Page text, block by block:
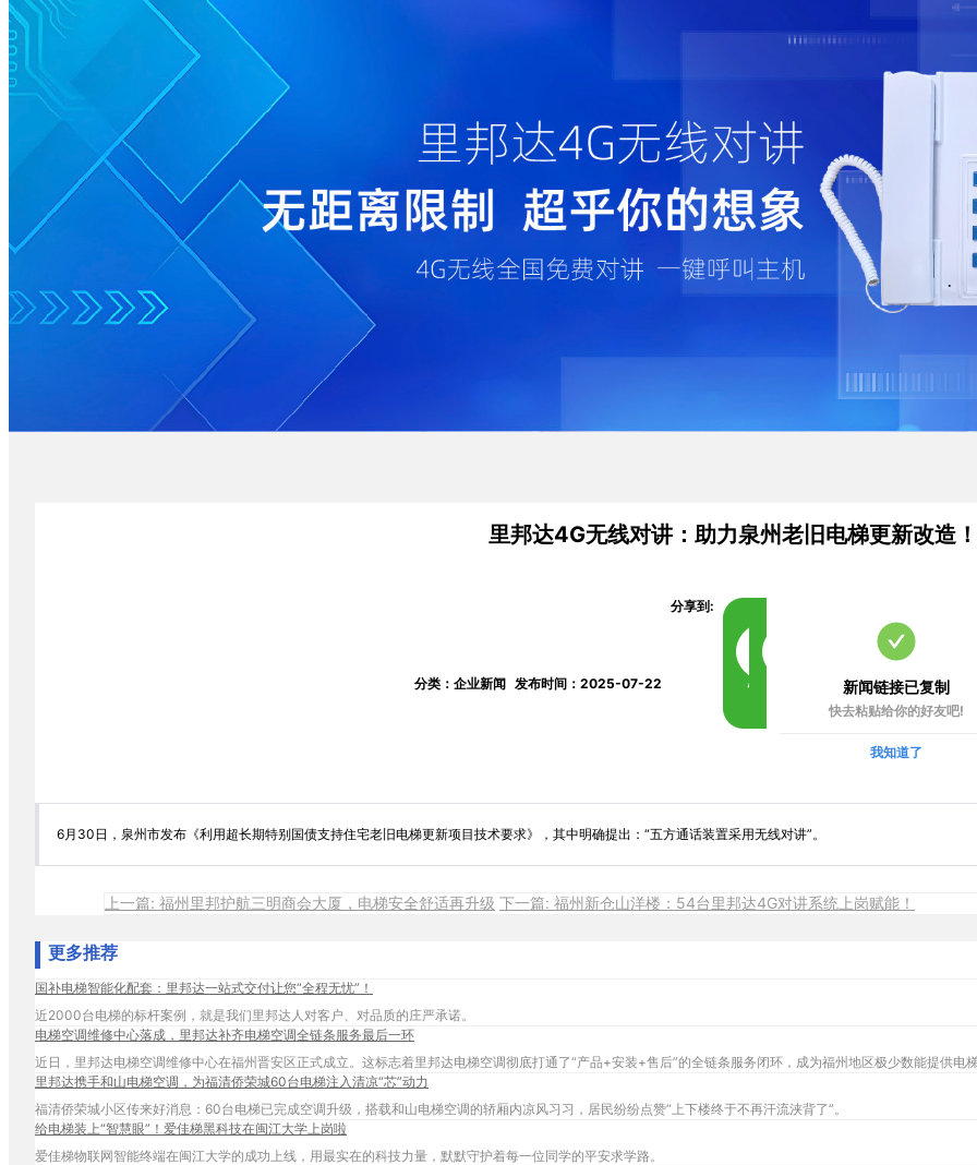
里邦达4G无线对讲：助力泉州老旧电梯更新改造！
分类：企业新闻 发布时间：2025-07-22
分享到:
新闻链接已复制
快去粘贴给你的好友吧!
我知道了
6月30日，泉州市发布《利用超长期特别国债支持住宅老旧电梯更新项目技术要求》，其中明确提出：“五方通话装置采用无线对讲”。
上一篇: 福州里邦护航三明商会大厦，电梯安全舒适再升级 下一篇: 福州新仓山洋楼：54台里邦达4G对讲系统上岗赋能！
更多推荐
国补电梯智能化配套：里邦达一站式交付让您“全程无忧”！
近2000台电梯的标杆案例，就是我们里邦达人对客户、对品质的庄严承诺。
电梯空调维修中心落成，里邦达补齐电梯空调全链条服务最后一环
近日，里邦达电梯空调维修中心在福州晋安区正式成立。这标志着里邦达电梯空调彻底打通了“产品+安装+售后”的全链条服务闭环，成为福州地区极少数能提供电
里邦达携手和山电梯空调，为福清侨荣城60台电梯注入清凉“芯”动力
福清侨荣城小区传来好消息：60台电梯已完成空调升级，搭载和山电梯空调的轿厢内凉风习习，居民纷纷点赞“上下楼终于不再汗流浃背了”。
给电梯装上“智慧眼”！爱佳梯黑科技在闽江大学上岗啦
爱佳梯物联网智能终端在闽江大学的成功上线，用最实在的科技力量，默默守护着每一位同学的平安求学路。